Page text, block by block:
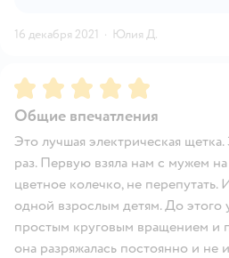
16 декабря 2021 · Юлия Д.
Рейтинг:5
Общие впечатления
Это лучшая электрическая
раз. Первую взяла нам с мужем
цветное колечко, не
одной взрослым детям. До этого
простым круговым вращением и
она разряжалась постоянно и не